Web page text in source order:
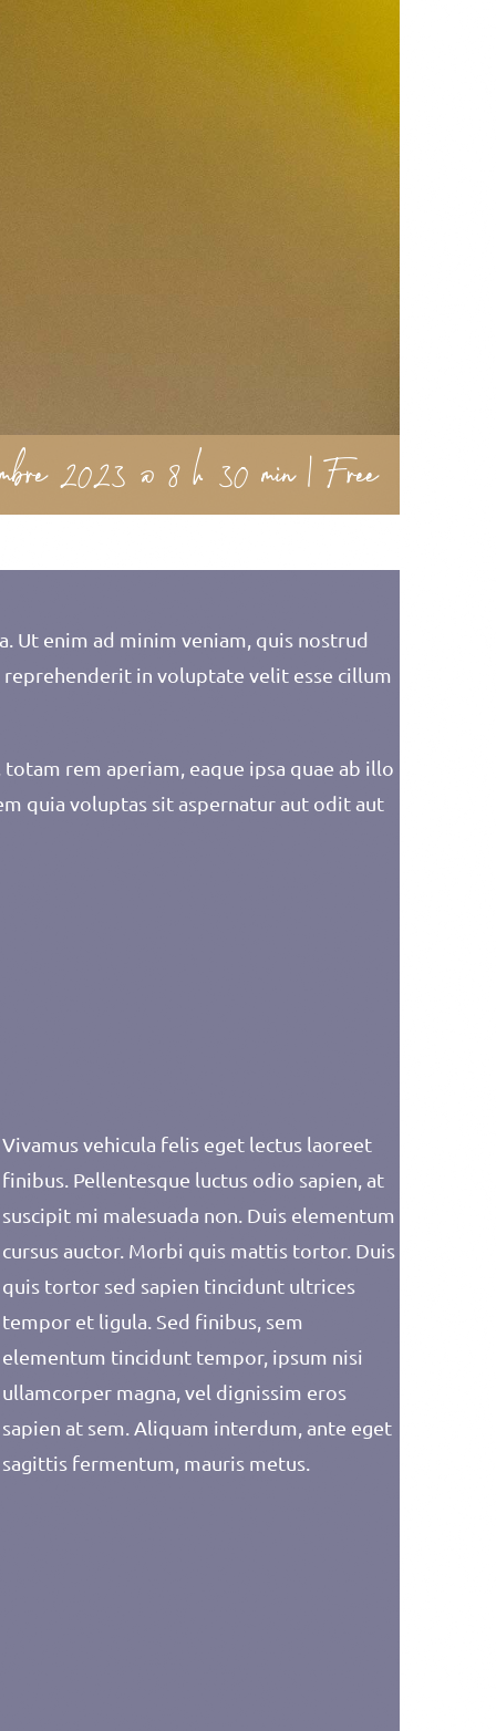
2023 @ 8 h 30 min|Free
Ut enim ad minim veniam, quis nostrud
in voluptate velit esse cillum
rem aperiam, eaque ipsa quae ab illo
quia voluptas sit aspernatur aut odit aut
Vivamus vehicula felis eget lectus laoreet
finibus. Pellentesque luctus odio sapien, at
suscipit mi malesuada non. Duis elementum
cursus auctor. Morbi quis mattis tortor. Duis
quis tortor sed sapien tincidunt ultrices
tempor et ligula. Sed finibus, sem
elementum tincidunt tempor, ipsum nisi
ullamcorper magna, vel dignissim eros
sapien at sem. Aliquam interdum, ante eget
sagittis fermentum, mauris metus.